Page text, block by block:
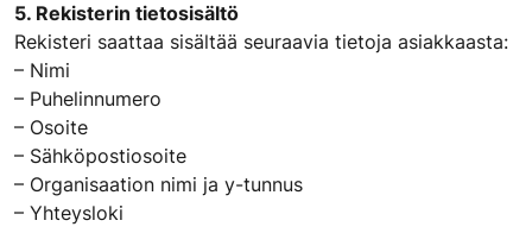
5. Rekisterin tietosisältö
Rekisteri saattaa sisältää seuraavia tietoja asiakkaasta:
– Nimi
– Puhelinnumero
– Osoite
– Sähköpostiosoite
– Organisaation nimi ja y-tunnus
– Yhteysloki